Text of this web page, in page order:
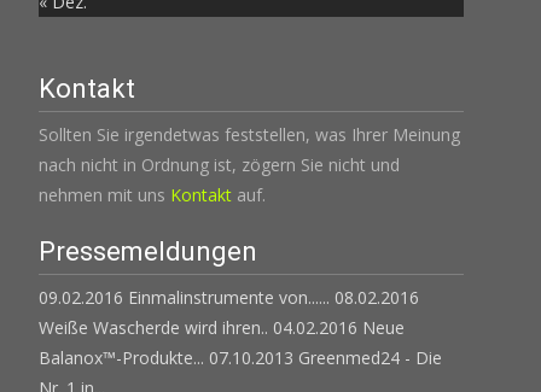
Kontakt
Sollten Sie irgendetwas feststellen, was Ihrer Meinung
nach nicht in Ordnung ist, zögern Sie nicht und
nehmen mit uns Kontakt auf.
Pressemeldungen
09.02.2016 Einmalinstrumente von...... 08.02.2016
Weiße Wascherde wird ihren.. 04.02.2016 Neue
Balanox™-Produkte... 07.10.2013 Greenmed24 - Die